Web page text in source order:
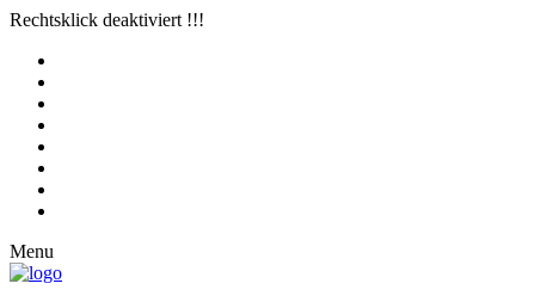
Rechtsklick deaktiviert !!!
Menu